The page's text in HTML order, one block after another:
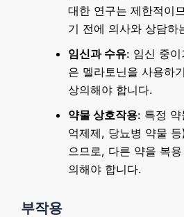
대한 연구는 제한적이
기 전에 의사와 상담하
임신과 수유: 임신 중
은 멜라토닌을 사용하
상의해야 합니다.
약물 상호작용: 특정
억제제, 당뇨병 약물
으므로, 다른 약을 복
의해야 합니다.
부작용